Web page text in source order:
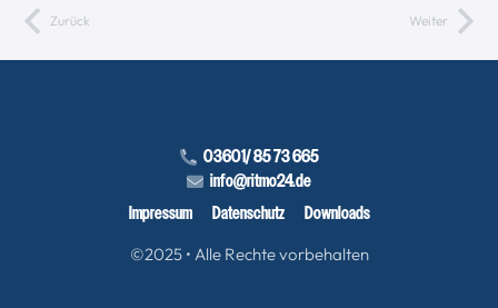
Zurück Weiter
03601/ 85 73 665
info@ritmo24.de
Impressum Datenschutz Downloads
©2025 • Alle Rechte vorbehalten